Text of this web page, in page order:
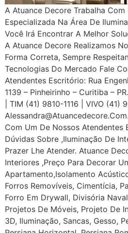
A Atuance Decore Trabalha Com
Especializada Na Área De
Você Irá Encontrar A Melhor
A Atuance Decore Realizamos
Forma Correta, Sempre
Tecnologias Do Mercado Fale
Atendentes Escritório: Rua
1139 – Pinheirinho – Curitiba –
| TIM (41) 9810-1116 | VIVO (41)
Com Um De Nossos Atendentes
Dúvidas Sobre ,iluminação De
Prazer Lhe Atender. Atuance
Interiores ,Preço Para Decorar
Apartamento,Isolamento
Forros Removíveis, Cimentícia,
Forro Em Drywall, Divisória
Projetos De Móveis, Projeto De
3D, Iluminação, Sancas, Gesso,